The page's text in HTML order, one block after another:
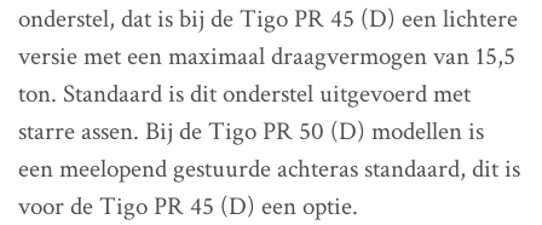
onderstel, dat is bij de Tigo PR 45 (D) een lichtere
versie met een maximaal draagvermogen van 15,5
ton. Standaard is dit onderstel uitgevoerd met
starre assen. Bij de Tigo PR 50 (D) modellen is
een meelopend gestuurde achteras standaard, dit is
voor de Tigo PR 45 (D) een optie.